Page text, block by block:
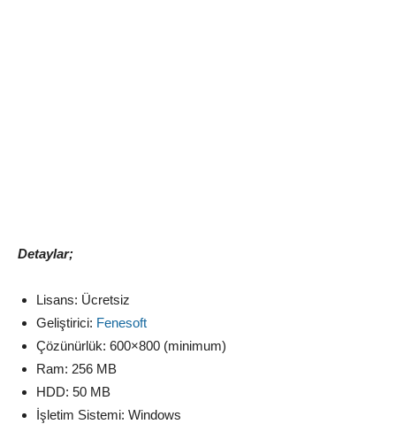
Detaylar;
Lisans: Ücretsiz
Geliştirici: Fenesoft
Çözünürlük: 600×800 (minimum)
Ram: 256 MB
HDD: 50 MB
İşletim Sistemi: Windows